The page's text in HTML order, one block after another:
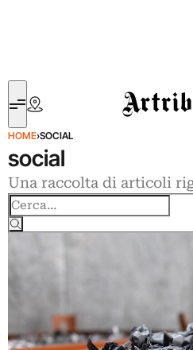
Artribune
HOME›SOCIAL
social
Una raccolta di articoli